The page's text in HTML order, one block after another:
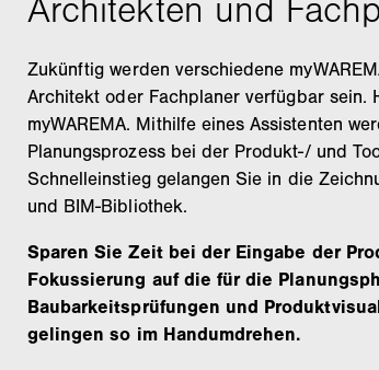
Zukünftig werden verschiedene
Architekt oder Fachplaner verfügbar sein.
myWAREMA. Mithilfe eines Assistenten
Planungsprozess bei der Produkt-/ und
Schnelleinstieg gelangen Sie in die
und BIM-Bibliothek.
Sparen Sie Zeit bei der Eingabe der
Fokussierung auf die für die
Baubarkeitsprüfungen und
gelingen so im Handumdrehen.